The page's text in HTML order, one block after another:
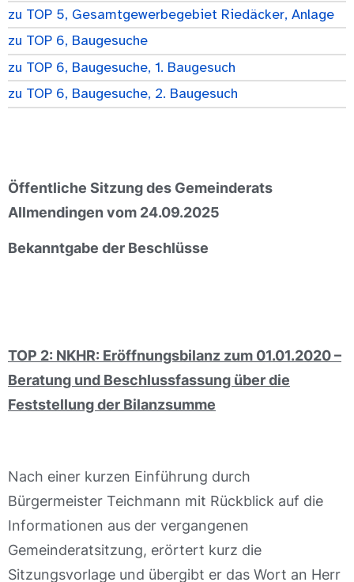
zu TOP 5, Gesamtgewerbegebiet Riedäcker, Anlage
zu TOP 6, Baugesuche
zu TOP 6, Baugesuche, 1. Baugesuch
zu TOP 6, Baugesuche, 2. Baugesuch
Öffentliche Sitzung des Gemeinderats
Allmendingen vom 24.09.2025
Bekanntgabe der Beschlüsse
TOP 2: NKHR: Eröffnungsbilanz zum 01.01.2020 –
Beratung und Beschlussfassung über die
Feststellung der Bilanzsumme
Nach einer kurzen Einführung durch
Bürgermeister Teichmann mit Rückblick auf die
Informationen aus der vergangenen
Gemeinderatsitzung, erörtert kurz die
Sitzungsvorlage und übergibt er das Wort an Herr